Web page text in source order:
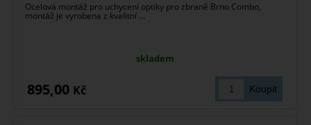
Ocelová montáž pro uchycení optiky pro zbraně Brno Combo,
montáž je vyrobena z kvalitní ...
skladem
895,00 Kč